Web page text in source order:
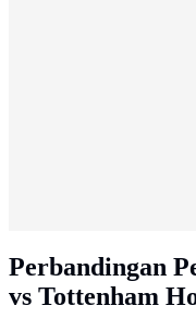
Perbandingan
vs Tottenham